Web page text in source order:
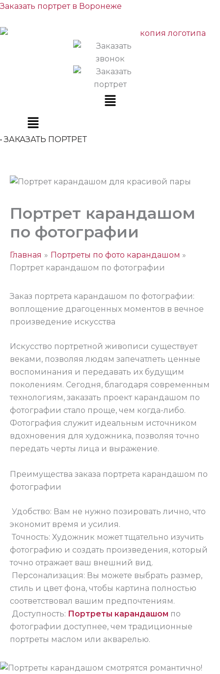
Перейти
содержимому
Заказать портрет в Воронеже
Меню
• ЗАКАЗАТЬ ПОРТРЕТ
Портрет карандашом
по фотографии
Главная
Портреты по фото карандашом
Портрет карандашом по фотографии
Заказ портрета карандашом по фотографии:
воплощение драгоценных моментов в вечное
произведение искусства
Искусство портретной живописи существует
веками, позволяя людям запечатлеть ценные
воспоминания и передавать их будущим
поколениям. Сегодня, благодаря современным
технологиям, заказать проект карандашом по
фотографии стало проще, чем когда-либо.
Фотография служит идеальным источником
вдохновения для художника, позволяя точно
передать черты лица и выражение.
Преимущества заказа портрета карандашом по
фотографии
Удобство: Вам не нужно позировать лично, что
экономит время и усилия.
Точность: Художник может тщательно изучить
фотографию и создать произведения, который
точно отражает ваш внешний вид.
Персонализация: Вы можете выбрать размер,
стиль и цвет фона, чтобы картина полностью
соответствовал вашим предпочтениям.
Доступность: Портреты карандашом по
фотографии доступнее, чем традиционные
портреты маслом или акварелью.